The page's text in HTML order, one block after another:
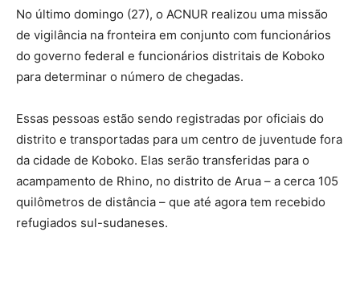
No último domingo (27), o ACNUR realizou uma missão
de vigilância na fronteira em conjunto com funcionários
do governo federal e funcionários distritais de Koboko
para determinar o número de chegadas.
Essas pessoas estão sendo registradas por oficiais do
distrito e transportadas para um centro de juventude fora
da cidade de Koboko. Elas serão transferidas para o
acampamento de Rhino, no distrito de Arua – a cerca 105
quilômetros de distância – que até agora tem recebido
refugiados sul-sudaneses.